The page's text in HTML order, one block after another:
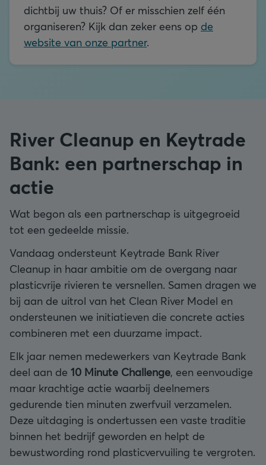
dichtbij uw thuis? Of er misschien zelf één
organiseren? Kijk dan zeker eens op de
website van onze partner.
River Cleanup en Keytrade
Bank: een partnerschap in
actie
Wat begon als een partnerschap is uitgegroeid
tot een gedeelde missie.
Vandaag ondersteunt Keytrade Bank River
Cleanup in haar ambitie om de overgang naar
plasticvrije rivieren te versnellen. Samen dragen we
bij aan de uitrol van het Clean River Model en
ondersteunen we initiatieven die concrete acties
combineren met een duurzame impact.
Elk jaar nemen medewerkers van Keytrade Bank
deel aan de 10 Minute Challenge, een eenvoudige
maar krachtige actie waarbij deelnemers
gedurende tien minuten zwerfvuil verzamelen.
Deze uitdaging is ondertussen een vaste traditie
binnen het bedrijf geworden en helpt de
bewustwording rond plasticvervuiling te vergroten.